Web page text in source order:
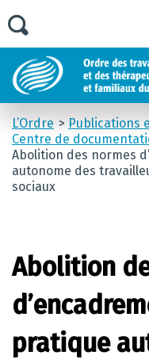
L’Ordre
Publications
Centre de
Abolition des normes
autonome des
sociaux
Abolition
pratique